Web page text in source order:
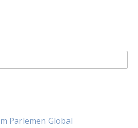
Parlemen Global